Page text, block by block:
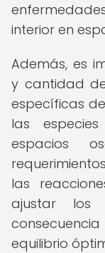
interior en
Además, es
y cantidad
específicas
las
espacios
las
ajustar los
equilibrio